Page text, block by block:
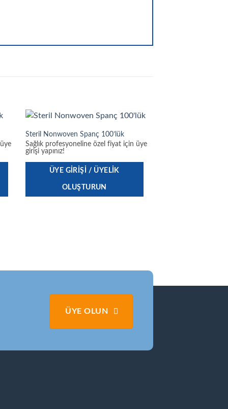
Steril Nonwoven Spanç 100’lük
Sağlık profesyoneline özel fiyat için üye
girişi yapınız!
ÜYE GIRIŞI / ÜYELIK
OLUŞTURUN
ÜYE OLUN